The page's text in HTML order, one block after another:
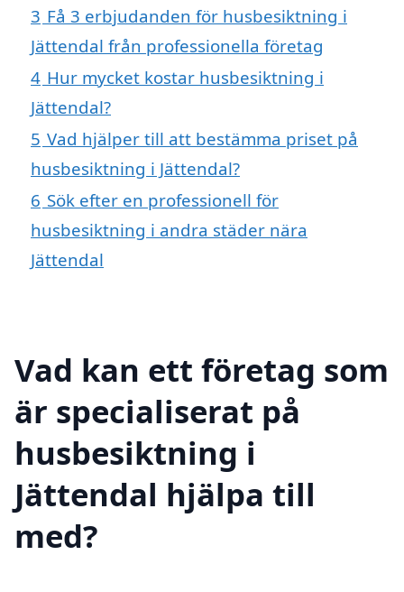
3 Få 3 erbjudanden för husbesiktning i
Jättendal från professionella företag
4 Hur mycket kostar husbesiktning i
Jättendal?
5 Vad hjälper till att bestämma priset på
husbesiktning i Jättendal?
6 Sök efter en professionell för
husbesiktning i andra städer nära
Jättendal
Vad kan ett företag som
är specialiserat på
husbesiktning i
Jättendal hjälpa till
med?